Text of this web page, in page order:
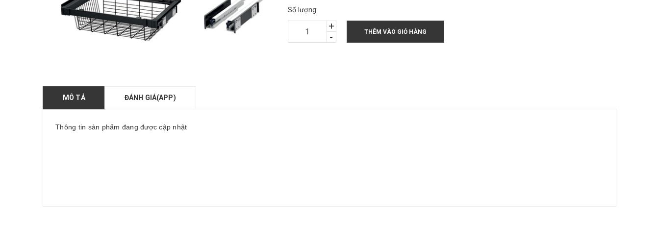
Số lượng:
+
-
THÊM VÀO GIỎ HÀNG
MÔ TẢ ĐÁNH GIÁ(APP)
Thông tin sản phẩm đang được cập nhật